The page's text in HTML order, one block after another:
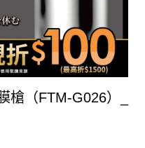
槍（FTM-G026）_